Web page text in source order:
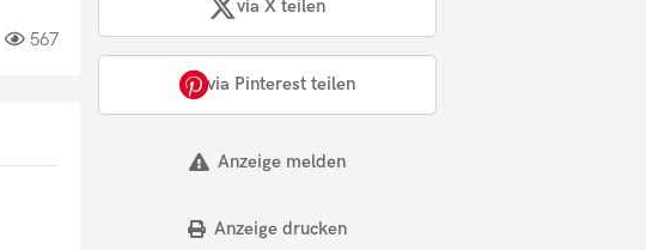
567
via X teilen
via Pinterest teilen
Anzeige melden
Anzeige drucken